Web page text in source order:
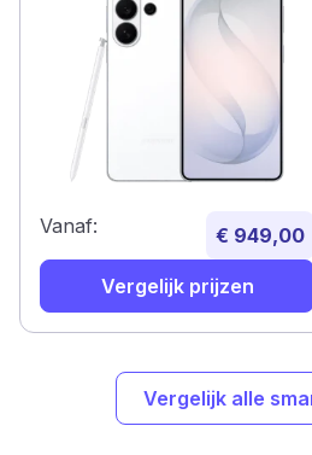
Vanaf: € 949,00
Vergelijk prijzen
Vergelijk alle